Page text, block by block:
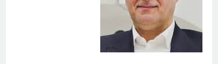
اتفاقية مكة للدفاع المشترك: الخفايا
النووية والتكنولوجية غير المعلنة… نحو
هندسة ردع جديدة في الشرق الأوسط ؟